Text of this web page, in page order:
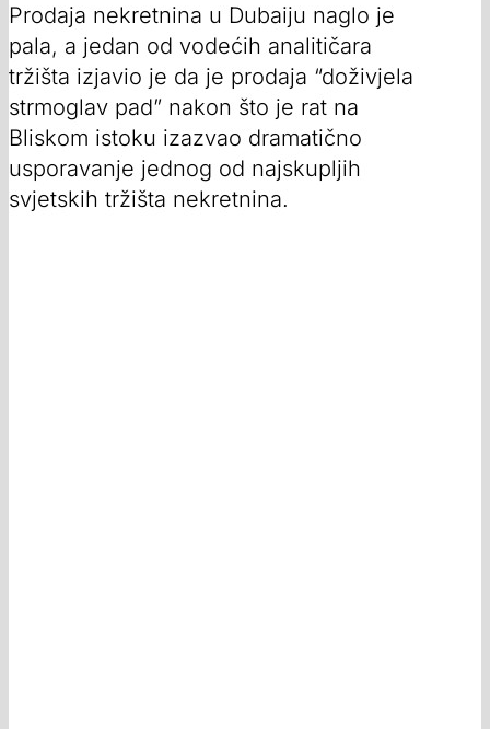
Prodaja nekretnina u Dubaiju naglo je
pala, a jedan od vodećih analitičara
tržišta izjavio je da je prodaja “doživjela
strmoglav pad” nakon što je rat na
Bliskom istoku izazvao dramatično
usporavanje jednog od najskupljih
svjetskih tržišta nekretnina.